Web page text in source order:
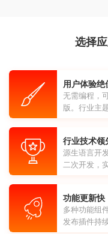
选择
用户体验绝
无需编程，
版。行业主
行业技术领
源生语言开
二次开发，
功能更新快
多种功能组
发布插件持